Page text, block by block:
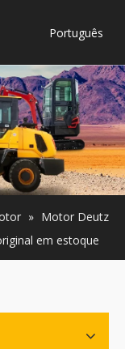
Português
Bahasa
indonesia
Türk dili
ไทย
Italiano
Deutsch
Español
Pусский
» Motor Deutz
em estoque